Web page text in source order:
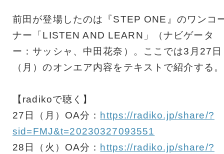
前田が登場したのは『STEP ONE』のワンコ
ナー「LISTEN AND LEARN」（ナビゲータ
ー：サッシャ、中田花奈）。ここでは3月27日
（月）のオンエア内容をテキストで紹介する。
【radikoで聴く】
27日（月）OA分： https://radiko.jp/share/?
sid=FMJ&t=20230327093551
28日（火）OA分： https://radiko.jp/share/?